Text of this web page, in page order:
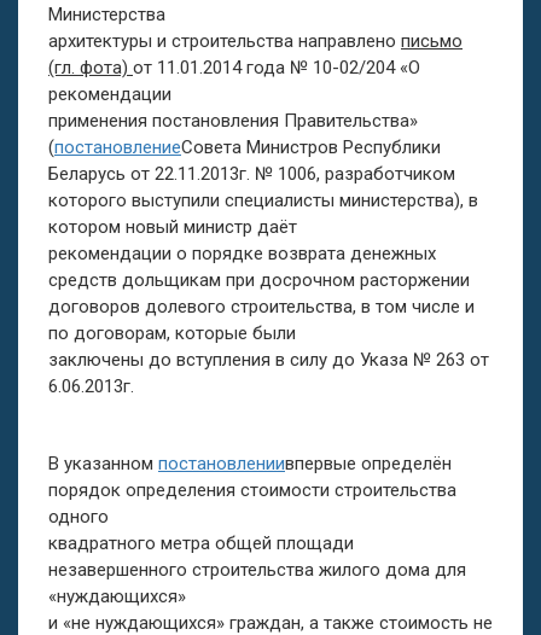
Министерства
архитектуры и строительства направлено письмо
(гл. фота) от 11.01.2014 года № 10-02/204 «О
рекомендации
применения постановления Правительства»
(постановлениеСовета Министров Республики
Беларусь от 22.11.2013г. № 1006, разработчиком
которого выступили специалисты министерства), в
котором новый министр даёт
рекомендации о порядке возврата денежных
средств дольщикам при досрочном расторжении
договоров долевого строительства, в том числе и
по договорам, которые были
заключены до вступления в силу до Указа № 263 от
6.06.2013г.
В указанном постановлениивпервые определён
порядок определения стоимости строительства
одного
квадратного метра общей площади
незавершенного строительства жилого дома для
«нуждающихся»
и «не нуждающихся» граждан, а также стоимость не